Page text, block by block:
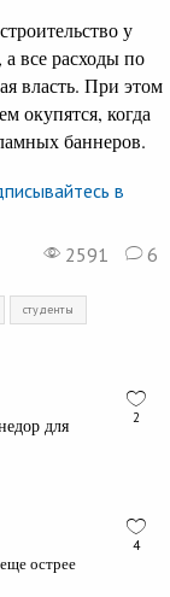
у
а все расходы по
власть. При этом
окупятся, когда
баннеров.
в
2591
6
студенты
2
для
4
острее